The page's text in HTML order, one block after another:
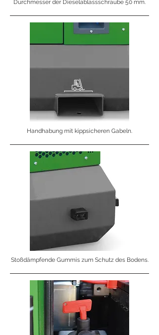
Durchmesser der Dieselablassschraube 50 mm.
Handhabung mit kippsicheren Gabeln.
Stoßdämpfende Gummis zum Schutz des Bodens.